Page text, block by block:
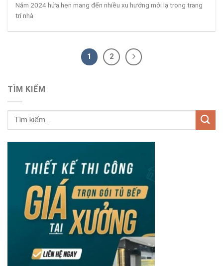
Năm 2024 hứa hẹn mang đến nhiều xu hướng mới lạ trong trang
trí nhà
1 2
TÌM KIẾM